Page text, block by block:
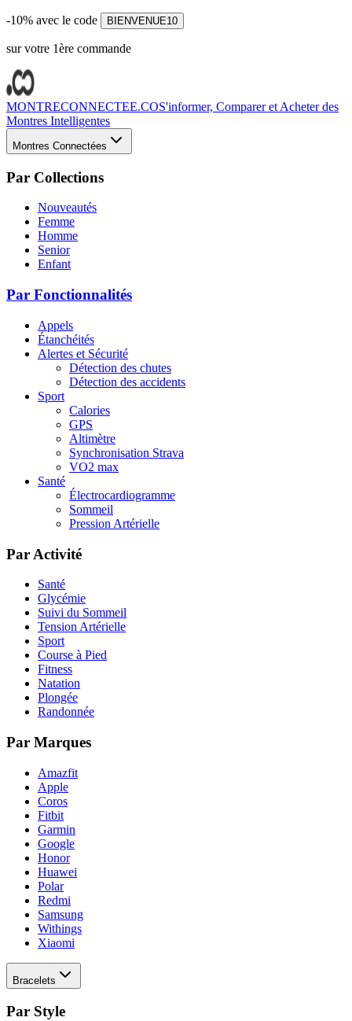
-10% avec le code BIENVENUE10
sur votre 1ère commande
MONTRECONNECTEE.COS'informer, Comparer et Acheter des
Montres Intelligentes
Montres Connectées
Par Collections
Nouveautés
Femme
Homme
Senior
Enfant
Par Fonctionnalités
Appels
Étanchéités
Alertes et Sécurité
Détection des chutes
Détection des accidents
Sport
Calories
GPS
Altimètre
Synchronisation Strava
VO2 max
Santé
Électrocardiogramme
Sommeil
Pression Artérielle
Par Activité
Santé
Glycémie
Suivi du Sommeil
Tension Artérielle
Sport
Course à Pied
Fitness
Natation
Plongée
Randonnée
Par Marques
Amazfit
Apple
Coros
Fitbit
Garmin
Google
Honor
Huawei
Polar
Redmi
Samsung
Withings
Xiaomi
Bracelets
Par Style